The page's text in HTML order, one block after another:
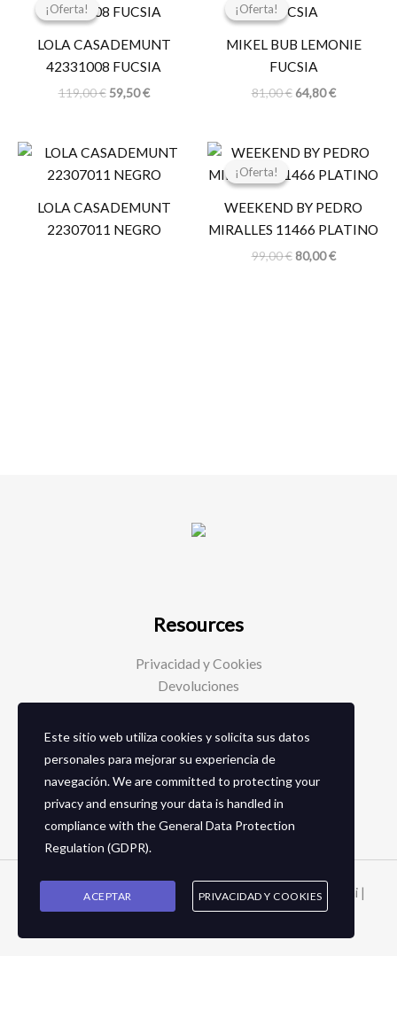
¡Oferta!
¡Oferta!
LOLA CASADEMUNT
42331008 FUCSIA
119,00€
original
119,00 €.
59,50€
actual
59,50 €.
¡Oferta!
¡Oferta!
MIKEL BUB LEMONIE
FUCSIA
81,00€
original
81,00 €.
64,80€
64,80 €.
LOLA CASADEMUNT
22307011 NEGRO
¡Oferta!
¡Oferta!
WEEKEND BY PEDRO
MIRALLES 11466 PLATINO
99,00€
El
original
99,00 €.
80,00€
El
actual
80,00 €.
Resources
Privacidad y Cookies
Devoluciones
Social Media
Facebook
Instagram
Copyright © 2026 Zapaterias en granada - Calzados toñi |
2024
Este sitio web utiliza cookies y solicita sus datos
personales para mejorar su experiencia de
navegación. We are committed to protecting your
privacy and ensuring your data is handled in
compliance with theGeneral Data Protection
Regulation (GDPR).
ACEPTAR PRIVACIDAD Y COOKIES